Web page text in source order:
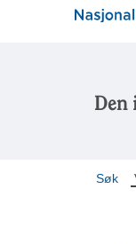
Den
Søk